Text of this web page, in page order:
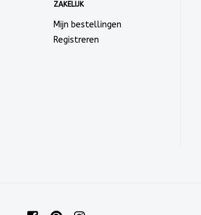
ZAKELIJK
Mijn bestellingen
Registreren